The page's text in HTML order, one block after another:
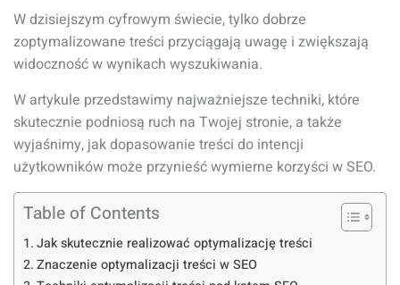
W dzisiejszym cyfrowym świecie, tylko dobrze
zoptymalizowane treści przyciągają uwagę i zwiększają
widoczność w wynikach wyszukiwania.
W artykule przedstawimy najważniejsze techniki, które
skutecznie podniosą ruch na Twojej stronie, a także
wyjaśnimy, jak dopasowanie treści do intencji
użytkowników może przynieść wymierne korzyści w SEO.
Table of Contents
Jak skutecznie realizować optymalizację treści
Znaczenie optymalizacji treści w SEO